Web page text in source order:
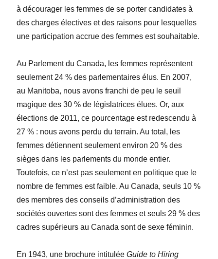
à décourager les femmes de se porter candidates à
des charges électives et des raisons pour lesquelles
une participation accrue des femmes est souhaitable.
Au Parlement du Canada, les femmes représentent
seulement 24 % des parlementaires élus. En 2007,
au Manitoba, nous avons franchi de peu le seuil
magique des 30 % de législatrices élues. Or, aux
élections de 2011, ce pourcentage est redescendu à
27 % : nous avons perdu du terrain. Au total, les
femmes détiennent seulement environ 20 % des
sièges dans les parlements du monde entier.
Toutefois, ce n’est pas seulement en politique que le
nombre de femmes est faible. Au Canada, seuls 10 %
des membres des conseils d’administration des
sociétés ouvertes sont des femmes et seuls 29 % des
cadres supérieurs au Canada sont de sexe féminin.
En 1943, une brochure intituléeGuide to Hiring